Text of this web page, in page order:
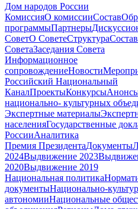
Дом народов России
КомиссияО комиссииСостав
программыПартнеры
СоветО СоветеСтруктураСостав
СоветаЗаседания Совета
Информационное
сопровождениеНовости
Российский Национальный
КаналПроектыКонкурсы
национально- культурных
Экспертные материалы
населенияГосударственные
РоссииАналитика
Премия ПрезидентаДокументы
2024Выдвижение 2023
2020Выдвижение 2019
Национальная политика
документыНационально-
автономииНациональные